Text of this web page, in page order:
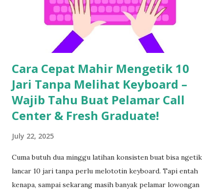
Cara Cepat Mahir Mengetik 10
Jari Tanpa Melihat Keyboard –
Wajib Tahu Buat Pelamar Call
Center & Fresh Graduate!
July 22, 2025
Cuma butuh dua minggu latihan konsisten buat bisa ngetik
lancar 10 jari tanpa perlu melototin keyboard. Tapi entah
kenapa, sampai sekarang masih banyak pelamar lowongan